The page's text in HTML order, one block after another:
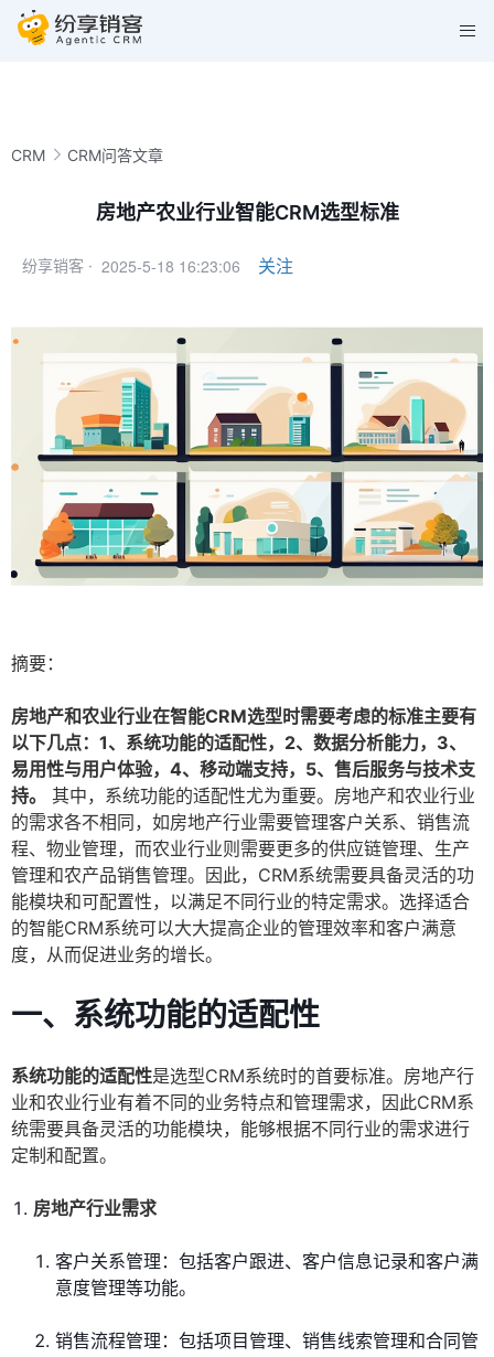
CRM CRM问答文章
房地产农业行业智能CRM选型标准
纷享销客 · 2025-5-18 16:23:06 关注
摘要：
房地产和农业行业在智能CRM选型时需要考虑的标准主要有
以下几点：1、系统功能的适配性，2、数据分析能力，3、
易用性与用户体验，4、移动端支持，5、售后服务与技术支
持。
其中，系统功能的适配性尤为重要。房地产和农业行业
的需求各不相同，如房地产行业需要管理客户关系、销售流
程、物业管理，而农业行业则需要更多的供应链管理、生产
管理和农产品销售管理。因此，CRM系统需要具备灵活的功
能模块和可配置性，以满足不同行业的特定需求。选择适合
的智能CRM系统可以大大提高企业的管理效率和客户满意
度，从而促进业务的增长。
一、系统功能的适配性
系统功能的适配性是选型CRM系统时的首要标准。房地产行
业和农业行业有着不同的业务特点和管理需求，因此CRM系
统需要具备灵活的功能模块，能够根据不同行业的需求进行
定制和配置。
房地产行业需求
客户关系管理：包括客户跟进、客户信息记录和客户满
意度管理等功能。
销售流程管理：包括项目管理、销售线索管理和合同管